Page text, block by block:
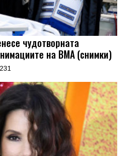
чудотворната
на ВМА (снимки)
231